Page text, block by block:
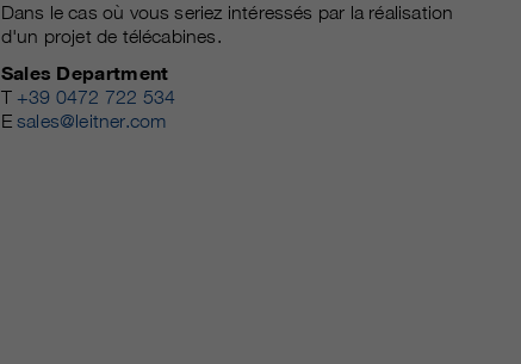
Dans le cas où vous seriez intéressés par la réalisation
d'un projet de télécabines.
Sales Department
T +39 0472 722 534
Esales@leitner.com